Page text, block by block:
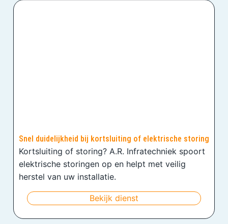
Snel duidelijkheid bij kortsluiting of elektrische storing
Kortsluiting of storing? A.R. Infratechniek spoort
elektrische storingen op en helpt met veilig
herstel van uw installatie.
Bekijk dienst